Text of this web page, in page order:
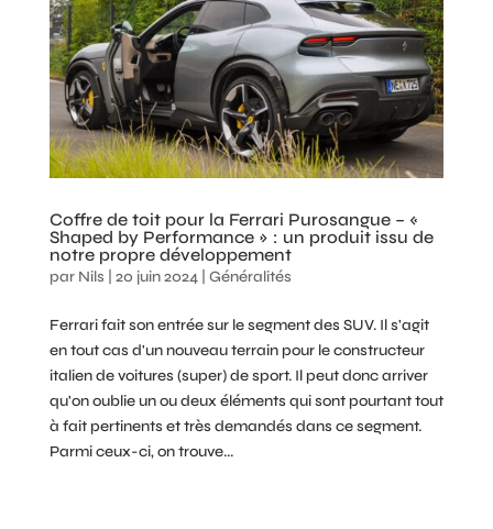
Coffre de toit pour la Ferrari Purosangue – «
Shaped by Performance » : un produit issu de
notre propre développement
par Nils 20 juin 2024| Généralités
Ferrari fait son entrée sur le segment des SUV. Il s'agit
en tout cas d'un nouveau terrain pour le constructeur
italien de voitures (super) de sport. Il peut donc arriver
qu'on oublie un ou deux éléments qui sont pourtant tout
à fait pertinents et très demandés dans ce segment.
Parmi ceux-ci, on trouve...